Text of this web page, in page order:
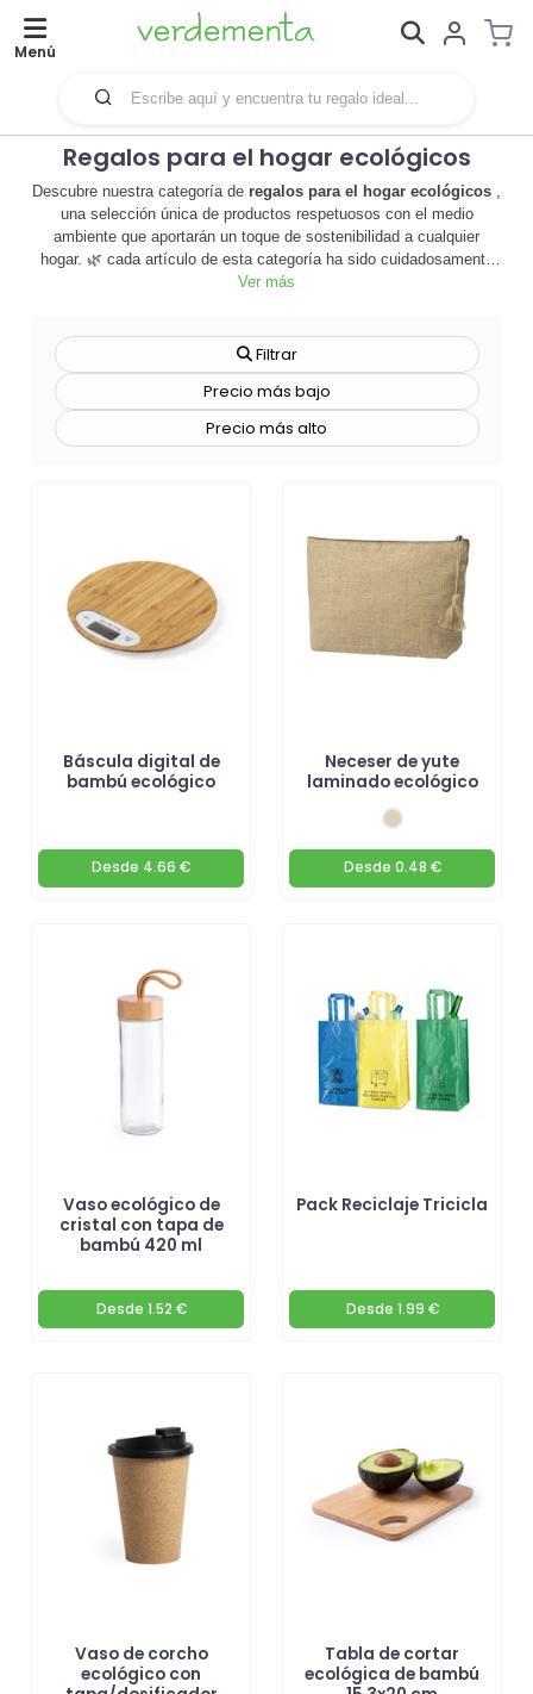
Menú
Regalos para el hogar ecológicos
Descubre nuestra categoría de regalos para el hogar ecológicos
una selección única de productos respetuosos con el medio
ambiente que aportarán un toque de sostenibilidad a cualquier
hogar. 🌿 cada artículo de esta categoría ha sido cuidadosamente
seleccionado por su diseño atractivo, su utilidad y su compromiso
técnicas de producción sostenibles, cada producto ofrece una
manera de vivir de forma más ecológica sin sacrificar el estilo o la
comodidad. estos regalos son perfectos para aquellos que valoran
la sostenibilidad y desean hacer una diferencia en su hogar.
además, ofrecemos opciones de personalización para que cada
funcionalidad y respeto por el medio ambiente. 🌍 ¡haz tu pedido
hoy y contribuye a un futuro más verde!
Ver más
Filtrar
Precio más bajo
Precio más alto
Báscula digital de
bambú ecológico
Desde 4.66 €
Neceser de yute
laminado ecológico
Desde 0.48 €
Vaso ecológico de
cristal con tapa de
bambú 420 ml
Desde 1.52 €
Pack Reciclaje Tricicla
Desde 1.99 €
Vaso de corcho
ecológico con
Tabla de cortar
ecológica de bambú